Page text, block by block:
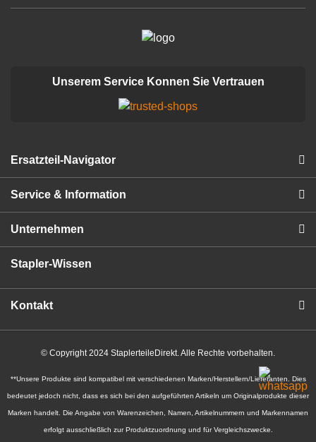
Unserem Service Konnen Sie Vertrauen
Ersatzteil-Navigator
Service & Information
Unternehmen
Stapler-Wissen
Kontakt
© Copyright 2024 StaplerteileDirekt. Alle Rechte vorbehalten.
**Unsere Produkte sind kompatibel mit verschiedenen Marken/Herstellern/Lieferanten. Dies
bedeutet jedoch nicht, dass es sich bei den aufgeführten Artikeln um Originalprodukte dieser
Marken handelt. Die Angabe von Warenzeichen, Namen, Artikelnummern und Markennamen
erfolgt ausschließlich zur Produktzuordnung und für Vergleichszwecke.